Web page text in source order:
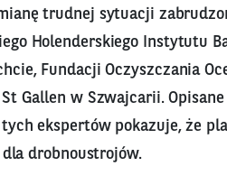
trudnej sytuacji
Holenderskiego Instytutu
Fundacji Oczyszczania
Gallen w Szwajcarii.
tych ekspertów pokazuje, że
drobnoustrojów.